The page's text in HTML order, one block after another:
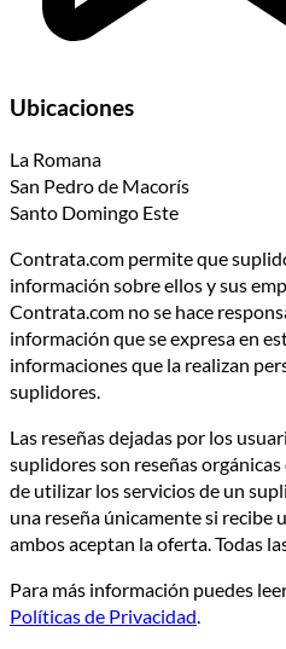
Ubicaciones
La Romana
San Pedro de Macorís
Santo Domingo Este
Contrata.com permite que
información sobre ellos y sus
Contrata.com no se hace
información que se expresa en
informaciones que la realizan
suplidores.
Las reseñas dejadas por los
suplidores son reseñas
de utilizar los servicios de un
una reseña únicamente si recibe
ambos aceptan la oferta. Todas
Para más información puedes
Políticas de Privacidad.